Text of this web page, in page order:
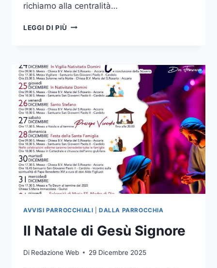
richiamo alla centralità…
LEGGI DI PIÙ
AVVISI PARROCCHIALI |DALLA PARROCCHIA
Il Natale di Gesù Signore
Di Redazione Web 29 Dicembre 2025